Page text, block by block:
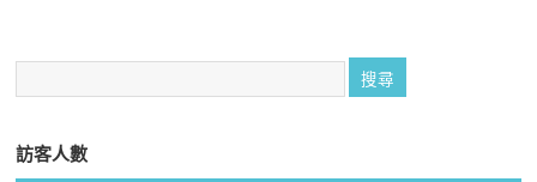
訪客人數